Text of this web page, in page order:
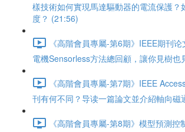
樣技術如何實現馬達驅動器的電流保護？
度？ (21:56)
《高階會員專屬-第6期》IEEE期刊
電機Sensorless方法總回顧，讓你見樹也
《高階會員專屬-第7期》IEEE
刊有何不同？导读一篇論文並介紹軸向磁
《高階會員專屬-第8期》模型預測